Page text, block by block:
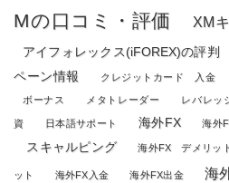
Mの口コミ・評価
XM
アイフォレックス(iFOREX)の評判
ペーン情報
クレジットカード 入金
ボーナス メタトレーダー レバレッ
資 日本語サポート 海外FX 海外
スキャルピング
海外FX デメリッ
ット 海外FX入金 海外FX出金 海